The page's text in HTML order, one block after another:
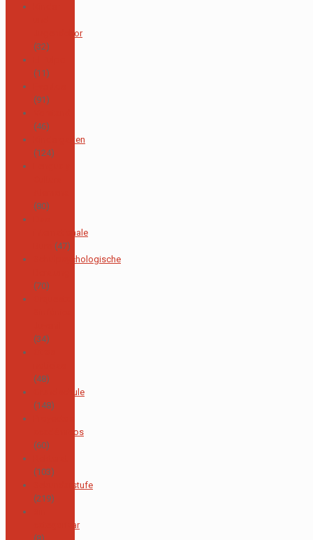
Jugendchor
(32)
(11)
(91)
(46)
Kindergarten
(124)
(80)
internationale
(47)
Schulpsychologische
(70)
(34)
(48)
Grundschule
(148)
académicos
(60)
(103)
Sekundarstufe
(219)
categorizar